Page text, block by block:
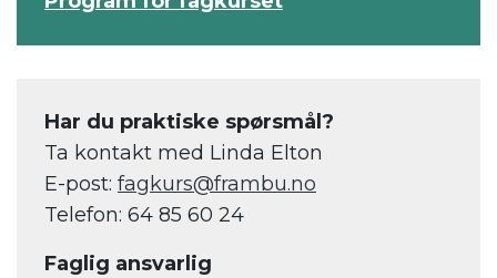
Har du praktiske spørsmål?
Ta kontakt med Linda Elton
E-post: fagkurs@frambu.no
Telefon: 64 85 60 24
Faglig ansvarlig